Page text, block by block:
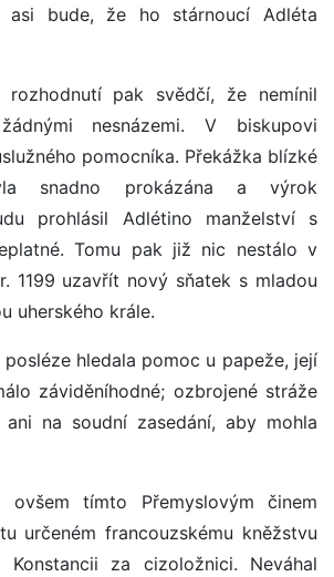
asi bude, že ho stárnoucí Adléta
pak svědčí, že nemínil
nesnázemi. V biskupovi
pomocníka. Překážka blízké
snadno prokázána a výrok
prohlásil Adlétino manželství s
Tomu pak již nic nestálo v
1199 uzavřít nový sňatek s mladou
uherského krále.
hledala pomoc u papeže, její
záviděníhodné; ozbrojené stráže
na soudní zasedání, aby mohla
ovšem tímto Přemyslovým činem
určeném francouzskému kněžstvu
Konstancii za cizoložnici. Neváhal